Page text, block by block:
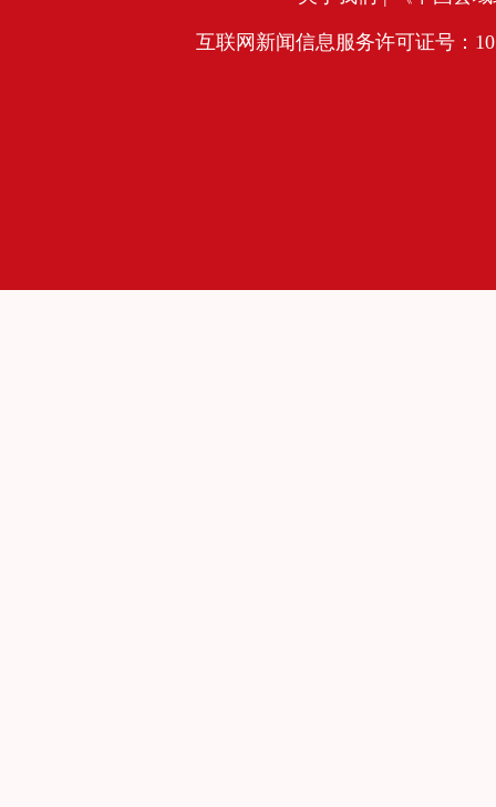
互联网新闻信息服务许可证号：